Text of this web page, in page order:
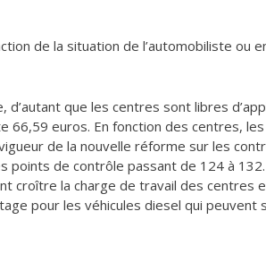
de la situation de l’automobiliste ou
que les centres sont libres
66,59 euros. En fonction des centres,
de la nouvelle réforme sur les
points de contrôle passant de 124 à
croître la charge de travail des centres
pour les véhicules diesel qui peuvent